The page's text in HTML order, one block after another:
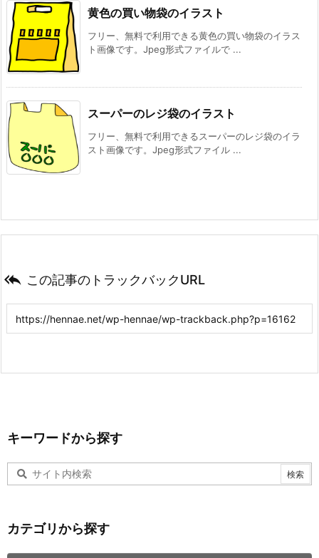
黄色の買い物袋のイラスト
フリー、無料で利用できる黄色の買い物袋のイラス
ト画像です。Jpeg形式ファイルで ...
スーパーのレジ袋のイラスト
フリー、無料で利用できるスーパーのレジ袋のイラ
スト画像です。Jpeg形式ファイル ...
 この記事のトラックバックURL
キーワードから探す
カテゴリから探す